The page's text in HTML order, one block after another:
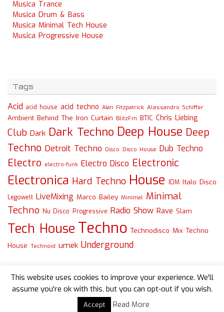
Musica Trance
Musica Drum & Bass
Musica Minimal Tech House
Musica Progressive House
Tags
Acid acid house acid techno Alan Fitzpatrick Alessandro Schiffer
Ambient Behind The Iron Curtain BlitzFm BTIC Chris Liebing
Club Dark Dark Techno Deep House Deep
Techno Detroit Techno Disco Disco House Dub Techno
Electro electro-funk Electro Disco Electronic
Electronica Hard Techno House IDM Italo Disco
Legowelt LiveMixing Marco Bailey Minimal Minimal
Techno Nu Disco Progressive Radio Show Rave Slam
Tech House Techno Technodisco Mix Techno
House Technoid umek Underground
Powered byTempera
This website uses cookies to improve your experience. We'll
assume you're ok with this, but you can opt-out if you wish.
Accept Read More